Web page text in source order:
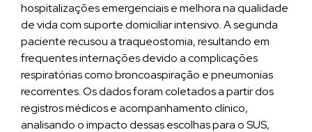
hospitalizações emergenciais e melhora na qualidade
de vida com suporte domiciliar intensivo. A segunda
paciente recusou a traqueostomia, resultando em
frequentes internações devido a complicações
respiratórias como broncoaspiração e pneumonias
recorrentes. Os dados foram coletados a partir dos
registros médicos e acompanhamento clínico,
analisando o impacto dessas escolhas para o SUS,